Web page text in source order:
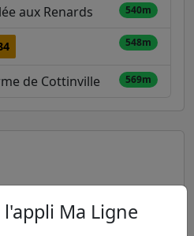
aux Renards 540m
548m
de Cottinville 569m
3B 4
Ma Ligne